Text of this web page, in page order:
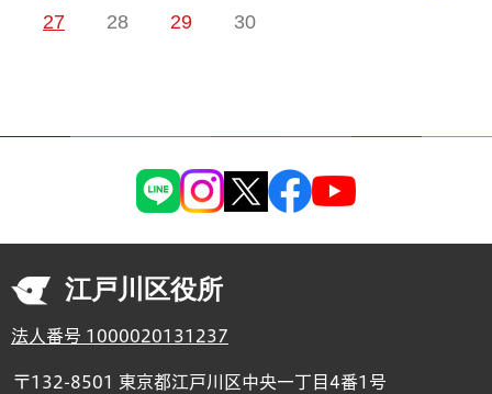
27
28 29 30
江戸川区役所
法人番号 1000020131237
〒132-8501 東京都江戸川区中央一丁目4番1号